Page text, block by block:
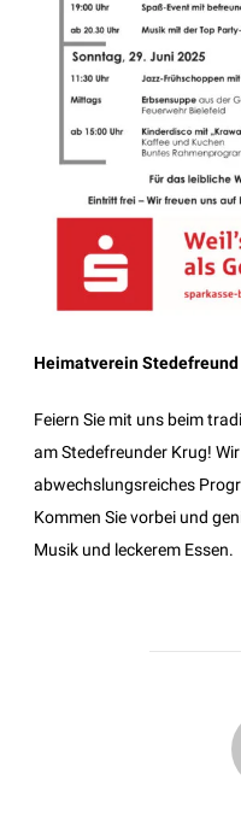
Heimatverein
Feiern Sie mit uns beim
am Stedefreunder Krug!
abwechslungsreiches
Kommen Sie vorbei und
Musik und leckerem Essen.